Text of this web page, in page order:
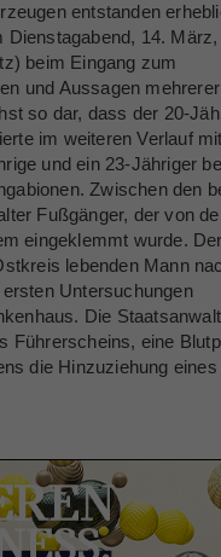
entstanden
Dienstagabend, 14.
beim Eingang zum
und Aussagen
so dar, dass der 20-
im weiteren Verlauf
und ein 23-Jähriger
Zwischen den
Fußgänger, der von
eingeklemmt wurde.
lebenden Mann
Untersuchungen
Die
Führerscheins, eine
die Hinzuziehung